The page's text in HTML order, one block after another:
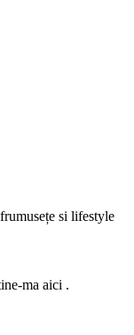
si lifestyle
ma aici .